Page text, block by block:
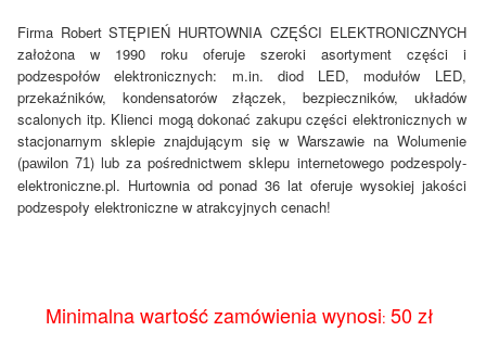
Firma Robert STĘPIEŃ HURTOWNIA CZĘŚCI ELEKTRONICZNYCH
założona w 1990 roku oferuje szeroki asortyment części i
podzespołów elektronicznych: m.in. diod LED, modułów LED,
przekaźników, kondensatorów złączek, bezpieczników, układów
scalonych itp. Klienci mogą dokonać zakupu części elektronicznych w
stacjonarnym sklepie znajdującym się w Warszawie na Wolumenie
(pawilon 71) lub za pośrednictwem sklepu internetowego podzespoly-
elektroniczne.pl. Hurtownia od ponad 36 lat oferuje wysokiej jakości
podzespoły elektroniczne w atrakcyjnych cenach!
Minimalna wartość zamówienia wynosi:50 zł